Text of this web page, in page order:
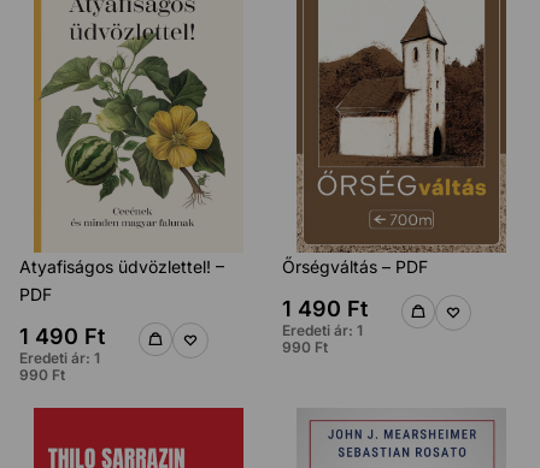
Atyafiságos üdvözlettel! –
PDF
1 490 Ft
Eredeti ár: 1
990 Ft
Őrségváltás – PDF
1 490 Ft
Eredeti ár: 1
990 Ft